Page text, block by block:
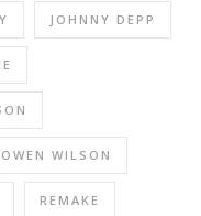
JOHNNY DEPP
OWEN WILSON
REMAKE